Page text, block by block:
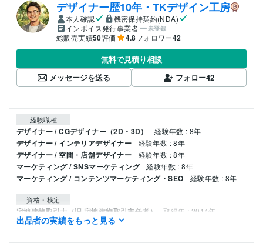
デザイナー歴10年・TKデザイン工房
本人確認
機密保持契約(NDA)
インボイス発行事業者
未登録
総販売実績50評価 4.8フォロワー42
無料で見積り相談
メッセージを送る
フォロー42
経験職種
デザイナー / CGデザイナー（2D・3D） 経験年数 : 8年
デザイナー / インテリアデザイナー 経験年数 : 8年
デザイナー / 空間・店舗デザイナー 経験年数 : 8年
マーケティング / SNSマーケティング 経験年数 : 8年
マーケティング / コンテンツマーケティング・SEO 経験年数 : 8年
資格・検定
宅地建物取引士（旧 宅地建物取引主任者） 取得年 : 2014年
Excel:10年Google スプレッドシート:7年Google ドキュメント:7年
出品者の実績をもっと見る